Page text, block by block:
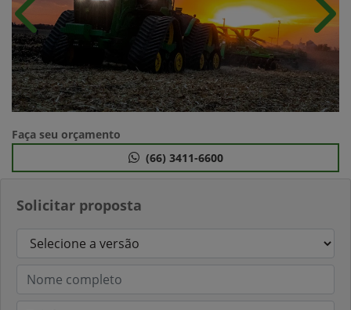
Solicitar proposta
Anterior
Faça seu orçamento
(66) 3411-6600